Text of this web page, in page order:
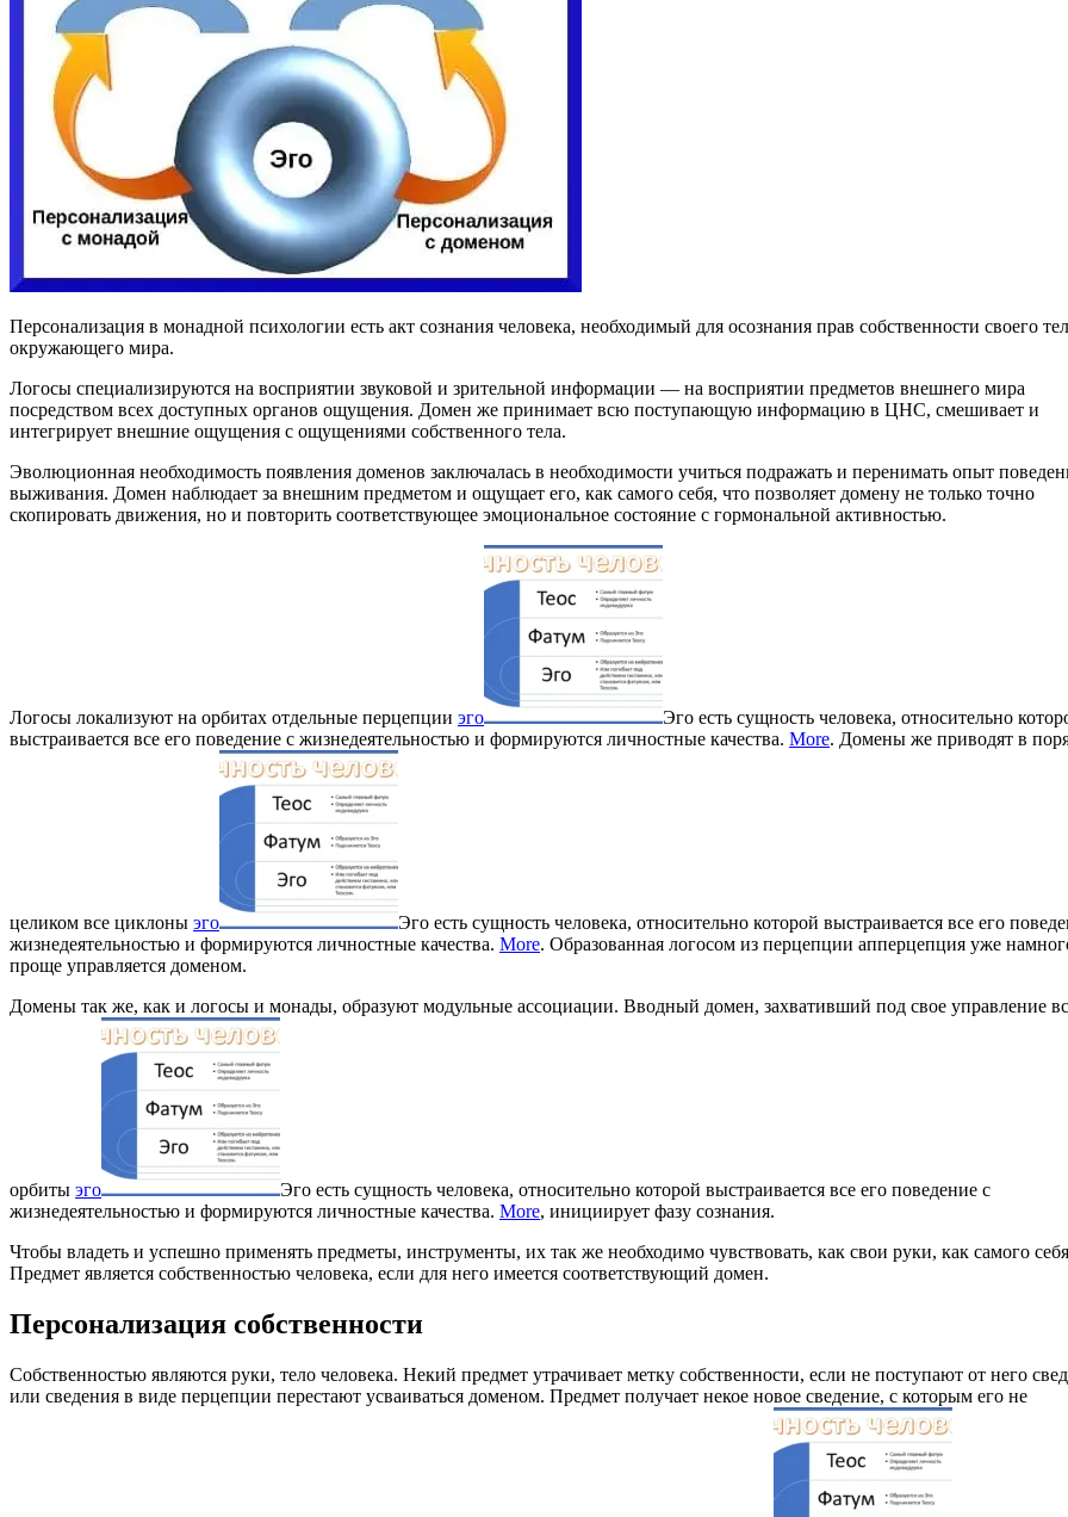
Персонализация в монадной психологии есть акт сознания человека, необходимый для осознания прав собственности своего
окружающего мира.
Логосы специализируются на восприятии звуковой и зрительной информации — на восприятии предметов внешнего мира
посредством всех доступных органов ощущения. Домен же принимает всю поступающую информацию в ЦНС, смешивает и
интегрирует внешние ощущения с ощущениями собственного тела.
Эволюционная необходимость появления доменов заключалась в необходимости учиться подражать и перенимать опыт
выживания. Домен наблюдает за внешним предметом и ощущает его, как самого себя, что позволяет домену не только точно
скопировать движения, но и повторить соответствующее эмоциональное состояние с гормональной активностью.
Логосы локализуют на орбитах отдельные перцепции эго
Эго есть сущность человека, относительно
выстраивается все его поведение с жизнедеятельностью и формируются личностные качества. More. Домены же приводят в
целиком все циклоны эго
Эго есть сущность человека, относительно которой выстраивается все его
жизнедеятельностью и формируются личностные качества. More. Образованная логосом из перцепции апперцепция уже
проще управляется доменом.
Домены так же, как и логосы и монады, образуют модульные ассоциации. Вводный домен, захвативший под свое управление
орбиты эго
Эго есть сущность человека, относительно которой выстраивается все его поведение с
жизнедеятельностью и формируются личностные качества. More, инициирует фазу сознания.
Чтобы владеть и успешно применять предметы, инструменты, их так же необходимо чувствовать, как свои руки, как самого
Предмет является собственностью человека, если для него имеется соответствующий домен.
Персонализация собственности
Собственностью являются руки, тело человека. Некий предмет утрачивает метку собственности, если не поступают от него
или сведения в виде перцепции перестают усваиваться доменом. Предмет получает некое новое сведение, с которым его не